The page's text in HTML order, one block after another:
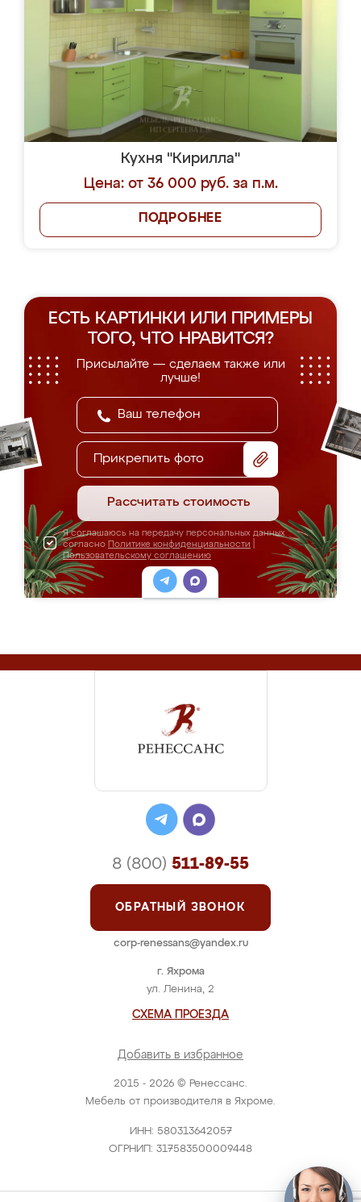
Кухня "Кирилла"
Цена: от 36 000 руб. за п.м.
ПОДРОБНЕЕ
ЕСТЬ КАРТИНКИ ИЛИ ПРИМЕРЫ
ТОГО, ЧТО НРАВИТСЯ?
Присылайте — сделаем также или
лучше!
Прикрепить фото
Рассчитать стоимость
Я соглашаюсь на передачу персональных данных
согласно Политике конфиденциальности
Пользовательскому соглашению
2015 - 2026 © Ренессанс.
Мебель от производителя в Яхроме.
ИНН: 580313642057
ОГРНИП: 317583500009448
г. Яхрома
ул. Ленина, 2
СХЕМА ПРОЕЗДА
Добавить в избранное
8 (800) 511-89-55
ОБРАТНЫЙ ЗВОНОК
corp-renessans@yandex.ru